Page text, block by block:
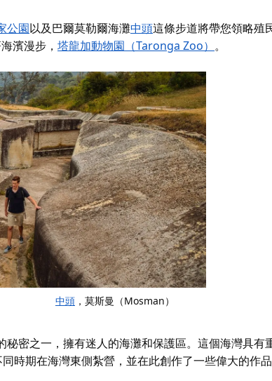
公園以及巴爾莫勒爾海灘中頭這條步道將帶您領略殖
濱漫步， 塔龍加動物園（Taronga Zoo） 。
中頭，莫斯曼（Mosman）
密之一，擁有迷人的海灘和保護區。這個海灣具有
期在海灣東側紮營，並在此創作了一些偉大的作品